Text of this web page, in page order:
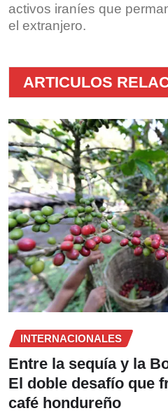
activos iraníes que
el extranjero.
ARTICULOS
INTERNACIONALES
Entre la sequía y la
El doble desafío que
café hondureño